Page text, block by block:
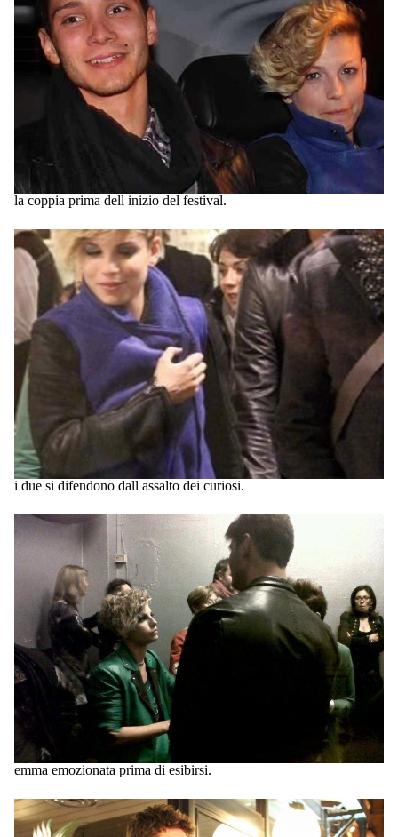
la coppia prima dell inizio del festival.
i due si difendono dall assalto dei curiosi.
emma emozionata prima di esibirsi.